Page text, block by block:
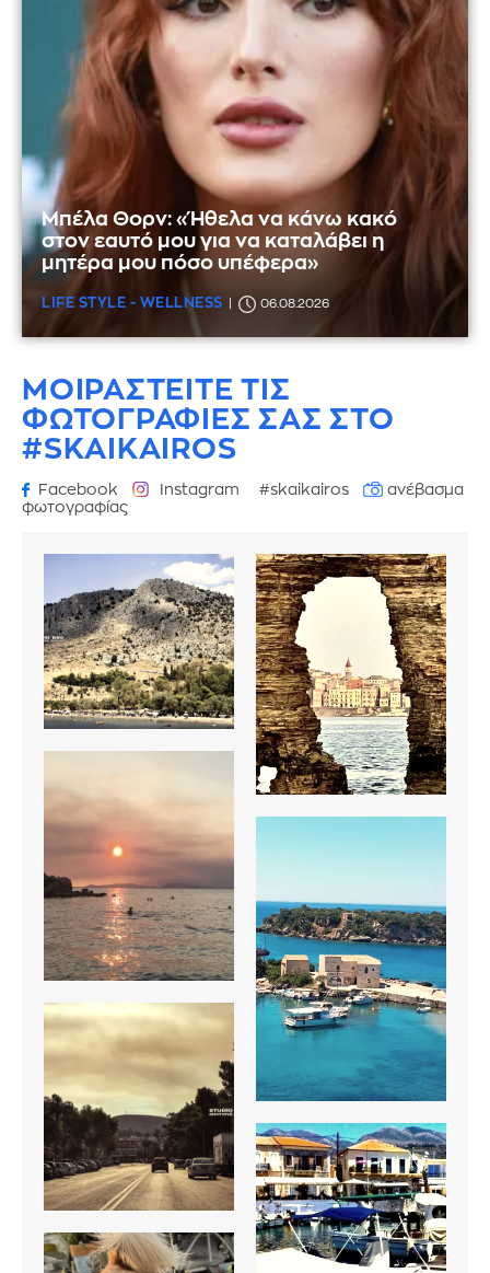
Μπέλα Θορν: «Ήθελα να κάνω κακό
στον εαυτό μου για να καταλάβει η
μητέρα μου πόσο υπέφερα»
LIFE STYLE - WELLNESS 06.08.2026
ΜΟΙΡΑΣΤΕΙΤΕ ΤΙΣ
ΦΩΤΟΓΡΑΦΙΕΣ ΣΑΣ ΣΤΟ
#SKAIKAIROS
Facebook Instagram #skaikairos
ανέβασμα
φωτογραφίας